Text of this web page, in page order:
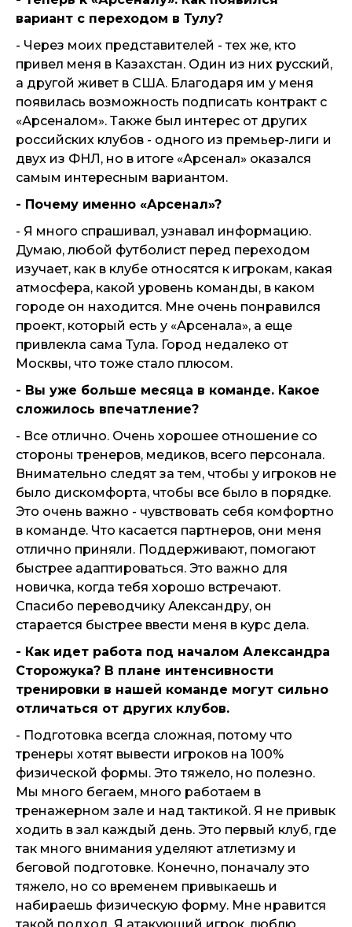
вариант с переходом в Тулу?
- Через моих представителей - тех же, кто
привел меня в Казахстан. Один из них русский,
а другой живет в США. Благодаря им у меня
появилась возможность подписать контракт с
«Арсеналом». Также был интерес от других
российских клубов - одного из премьер-лиги и
двух из ФНЛ, но в итоге «Арсенал» оказался
самым интересным вариантом.
- Почему именно «Арсенал»?
- Я много спрашивал, узнавал информацию.
Думаю, любой футболист перед переходом
изучает, как в клубе относятся к игрокам, какая
атмосфера, какой уровень команды, в каком
городе он находится. Мне очень понравился
проект, который есть у «Арсенала», а еще
привлекла сама Тула. Город недалеко от
Москвы, что тоже стало плюсом.
- Вы уже больше месяца в команде. Какое
сложилось впечатление?
- Все отлично. Очень хорошее отношение со
стороны тренеров, медиков, всего персонала.
Внимательно следят за тем, чтобы у игроков не
было дискомфорта, чтобы все было в порядке.
Это очень важно - чувствовать себя комфортно
в команде. Что касается партнеров, они меня
отлично приняли. Поддерживают, помогают
быстрее адаптироваться. Это важно для
новичка, когда тебя хорошо встречают.
Спасибо переводчику Александру, он
старается быстрее ввести меня в курс дела.
- Как идет работа под началом Александра
Сторожука? В плане интенсивности
тренировки в нашей команде могут сильно
отличаться от других клубов.
- Подготовка всегда сложная, потому что
тренеры хотят вывести игроков на 100%
физической формы. Это тяжело, но полезно.
Мы много бегаем, много работаем в
тренажерном зале и над тактикой. Я не привык
ходить в зал каждый день. Это первый клуб, где
так много внимания уделяют атлетизму и
беговой подготовке. Конечно, поначалу это
тяжело, но со временем привыкаешь и
набираешь физическую форму. Мне нравится